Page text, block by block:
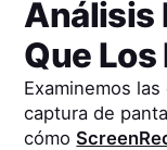
Análisis
Que
Examinemos
captura de
cómo